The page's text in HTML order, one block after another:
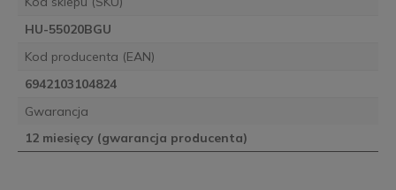
HU-55020BGU
Kod producenta (EAN)
6942103104824
Gwarancja
12 miesięcy (gwarancja producenta)